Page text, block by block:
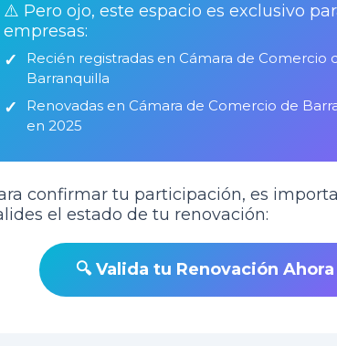
⚠️ Pero ojo, este espacio es exclusivo
empresas:
Recién registradas en Cámara de Comercio
Barranquilla
Renovadas en Cámara de Comercio de
en 2025
confirmar tu participación, es
el estado de tu renovación:
🔍 Valida tu Renovación Ahora